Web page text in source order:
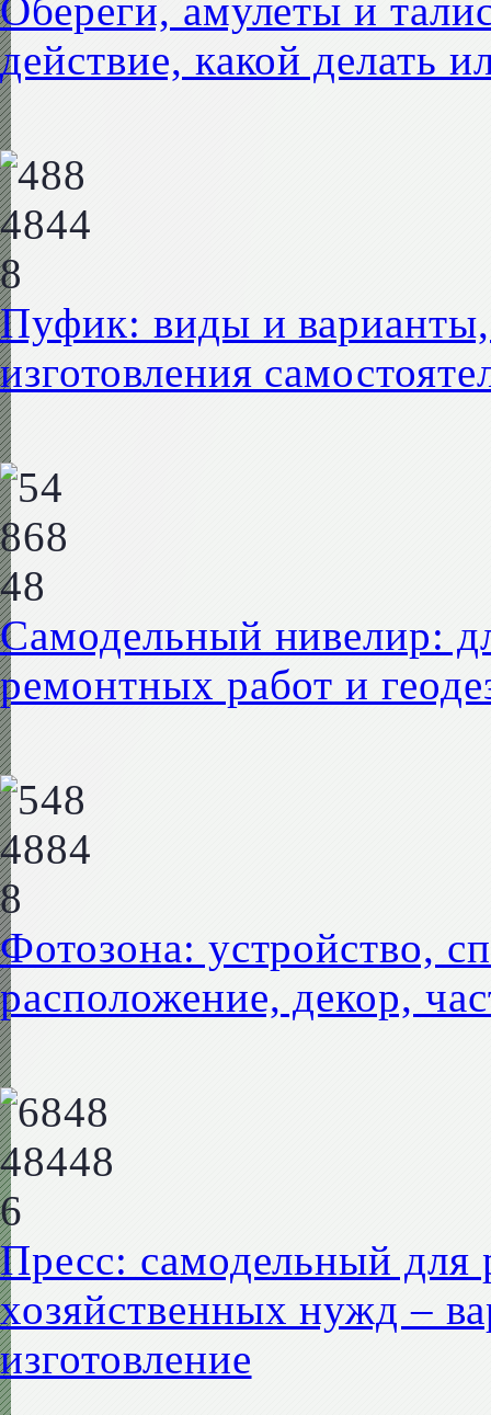
Обереги, амулеты и
действие, какой делать
Пуфик: виды и
изготовления
Самодельный нивелир:
ремонтных работ и
Фотозона: устройство,
расположение, декор,
Пресс: самодельный для
хозяйственных нужд –
изготовление